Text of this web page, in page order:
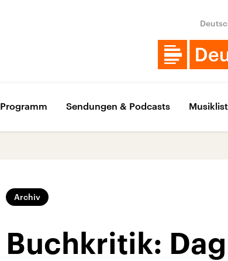
Programm Sendungen & Podcasts
Archiv
Buchkritik: